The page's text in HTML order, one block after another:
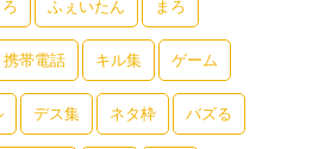
ふぇいたん まろ
帯電話 キル集 ゲーム
デス集 ネタ枠 バズる